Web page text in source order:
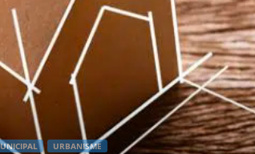
URBANISME